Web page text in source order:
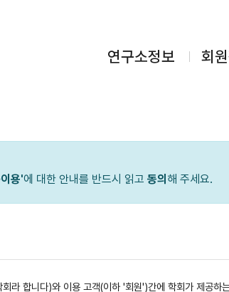
연구소정보 회
용'에 대한 안내를 반드시 읽고 동의 해 주세요.
라 합니다)와 이용 고객(이하 '회원')간에 학회가 제공하